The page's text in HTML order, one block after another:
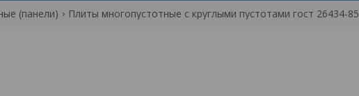
(панели) Плиты многопустотные с круглыми пустотами гост 26434-85